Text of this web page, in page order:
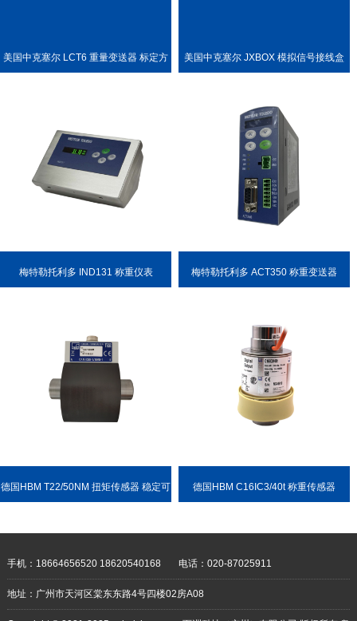
美国中克塞尔 LCT6 重量变送器 标定方 美国中克塞尔 JXBOX 模拟信号接线盒
梅特勒托利多 IND131 称重仪表 梅特勒托利多 ACT350 称重变送器
德国HBM T22/50NM 扭矩传感器 稳定可 德国HBM C16IC3/40t 称重传感器
手机：18664656520 18620540168 电话：020-87025911
地址：广州市天河区棠东东路4号四楼02房A08